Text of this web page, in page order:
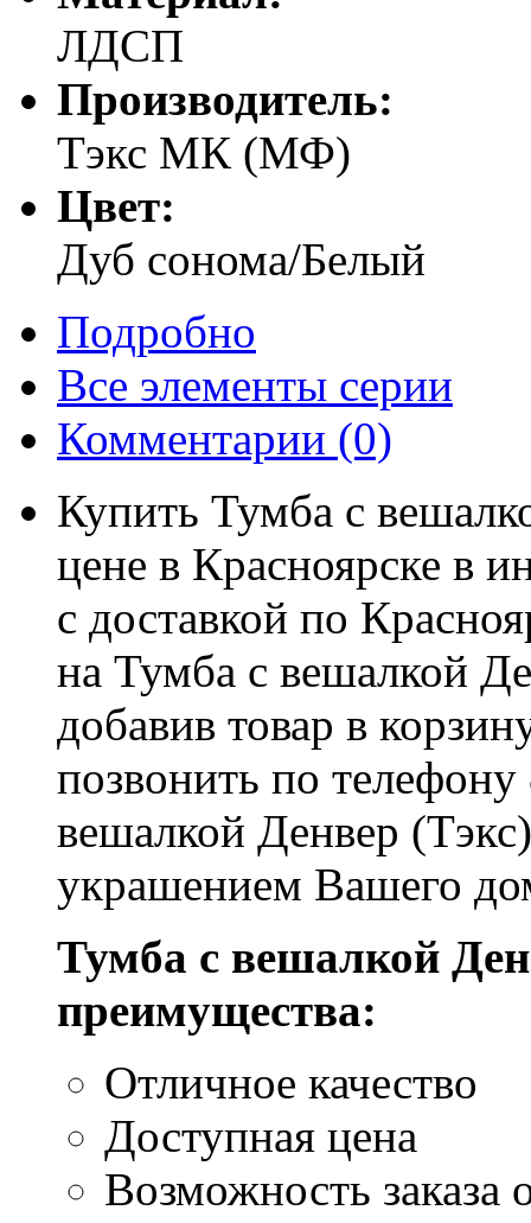
ЛДСП
Производитель:
Тэкс МК (МФ)
Цвет:
Дуб сонома/Белый
Подробно
Все элементы серии
Комментарии (0)
Купить Тумба с
цене в Красноярске в
с доставкой по
на Тумба с вешалкой
добавив товар в
позвонить по
вешалкой Денвер
украшением Вашего
Тумба с вешалкой
преимущества:
Отличное качество
Доступная цена
Возможность заказа